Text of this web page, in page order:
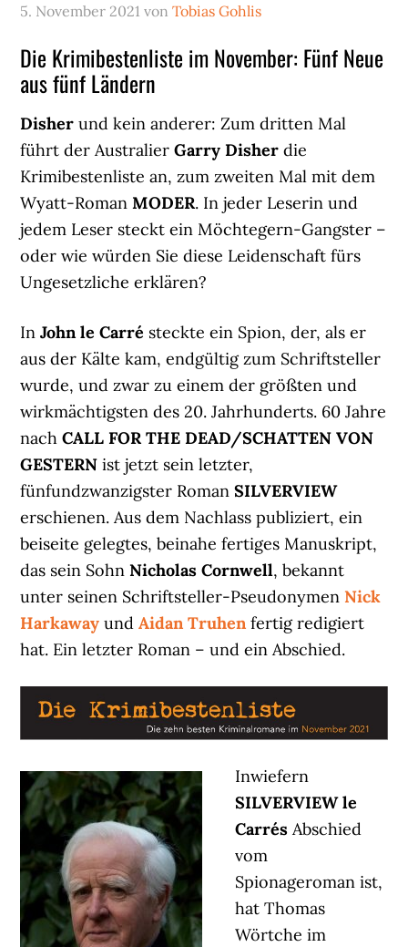
5. November 2021 vonTobias Gohlis
Die Krimibestenliste im November: Fünf Neue
aus fünf Ländern
Disher und kein anderer: Zum dritten Mal
führt der AustralierGarry Disher die
Krimibestenliste an, zum zweiten Mal mit dem
Wyatt-RomanMODER. In jeder Leserin und
jedem Leser steckt ein Möchtegern-Gangster –
oder wie würden Sie diese Leidenschaft fürs
Ungesetzliche erklären?
InJohn le Carré steckte ein Spion, der, als er
aus der Kälte kam, endgültig zum Schriftsteller
wurde, und zwar zu einem der größten und
wirkmächtigsten des 20. Jahrhunderts. 60 Jahre
nachCALL FOR THE DEAD/SCHATTEN VON
GESTERN ist jetzt sein letzter,
fünfundzwanzigster RomanSILVERVIEW
erschienen. Aus dem Nachlass publiziert, ein
beiseite gelegtes, beinahe fertiges Manuskript,
das sein SohnNicholas Cornwell, bekannt
unter seinen Schriftsteller-PseudonymenNick
Harkaway undAidan Truhenfertig redigiert
hat. Ein letzter Roman – und ein Abschied.
Inwiefern
SILVERVIEW le
Carrés Abschied
vom
Spionageroman ist,
hat Thomas
Wörtche im